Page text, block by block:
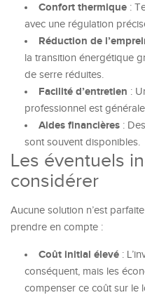
Confort thermique :
avec une régulation
Réduction de
la transition énergétique
de serre réduites.
Facilité d’entretien :
professionnel est
Aides financières :
sont souvent disponibles.
Les éventuels
considérer
Aucune solution n’est
prendre en compte :
Coût initial élevé :
conséquent, mais les
compenser ce coût sur le